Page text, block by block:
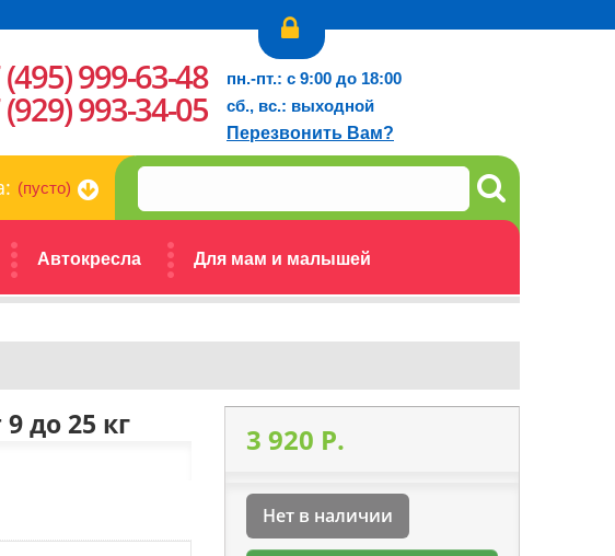
(пусто)
Автокресла Для мам и малышей
999-63-48
993-34-05
пн.-пт.: с 9:00 до 18:00
сб., вс.: выходной
Перезвонить Вам?
до 25 кг 3 920 P.
Нет в наличии